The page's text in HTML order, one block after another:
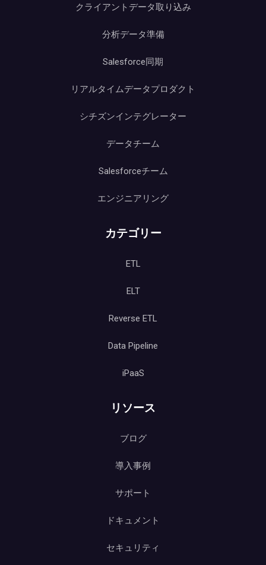
クライアントデータ取り込み
分析データ準備
Salesforce同期
リアルタイムデータプロダクト
シチズンインテグレーター
データチーム
Salesforceチーム
エンジニアリング
カテゴリー
ETL
ELT
Reverse ETL
Data Pipeline
iPaaS
リソース
ブログ
導入事例
サポート
ドキュメント
セキュリティ